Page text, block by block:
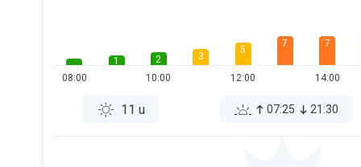
08:00
1
2
10:00
3
5
12:00
7 7
14:00
11 u 07:25 21:30